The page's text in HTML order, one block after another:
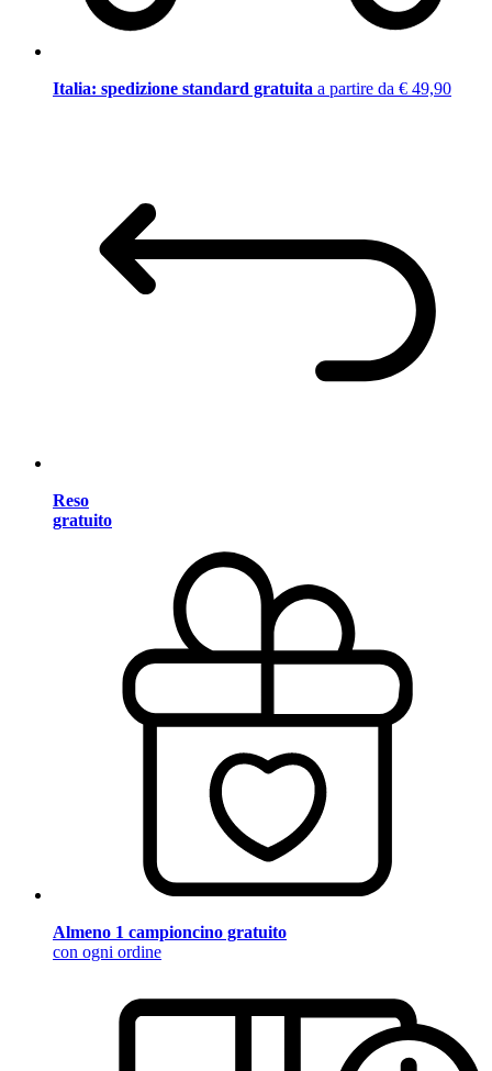
Italia: spedizione standard gratuita a partire da € 49,90
Reso
gratuito
Almeno 1 campioncino gratuito
con ogni ordine